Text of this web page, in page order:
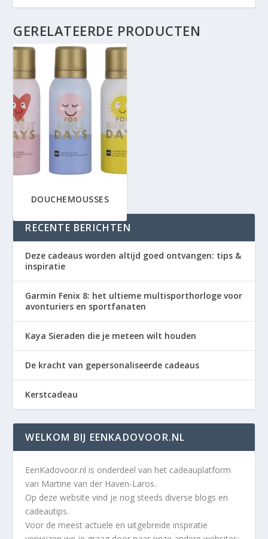
GERELATEERDE PRODUCTEN
DOUCHEMOUSSES
RECENTE BERICHTEN
Deze cadeaus worden altijd goed ontvangen: tips &
inspiratie
Garmin Fenix 8: het ultieme multisporthorloge voor
avonturiers en sportfanaten
Kaya Sieraden die je meteen wilt houden
De kracht van gepersonaliseerde cadeaus
Kerstcadeau
WELKOM BIJ EENKADOVOOR.NL
EenKadovoor.nl is onderdeel van het cadeauplatform
van Martine van der Haven-Laros.
Op deze website vind je nog steeds diverse blogs en
cadeautips.
Voor de meest actuele en uitgebreide inspiratie